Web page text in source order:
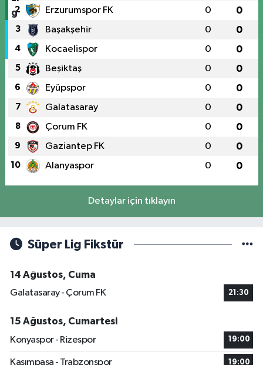
2 Erzurumspor FK 0 0
3 Başakşehir 0 0
4 Kocaelispor 0 0
5 Beşiktaş 0 0
6 Eyüpspor 0 0
7 Galatasaray 0 0
8 Çorum FK 0 0
9 Gaziantep FK 0 0
10 Alanyaspor 0 0
Detaylar için tıklayın
Süper Lig Fikstür
14 Ağustos, Cuma
Galatasaray - Çorum FK
21:30
15 Ağustos, Cumartesi
Konyaspor - Rizespor
19:00
Kasımpaşa - Trabzonspor 19:00